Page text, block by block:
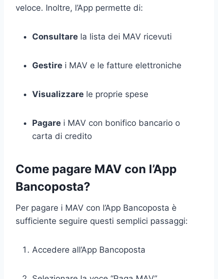
veloce. Inoltre, l’App permette di:
Consultare la lista dei MAV ricevuti
Gestire i MAV e le fatture elettroniche
Visualizzare le proprie spese
Pagare i MAV con bonifico bancario o
carta di credito
Come pagare MAV con l’App
Bancoposta?
Per pagare i MAV con l’App Bancoposta è
sufficiente seguire questi semplici passaggi:
Accedere all’App Bancoposta